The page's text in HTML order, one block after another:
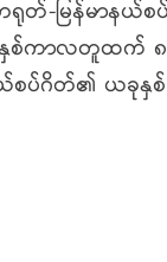
တ်-မြန်မာန
န်နှစ်ကာလတူထက်
ယ်စပ်ဂိတ်၏ ယခုနှ